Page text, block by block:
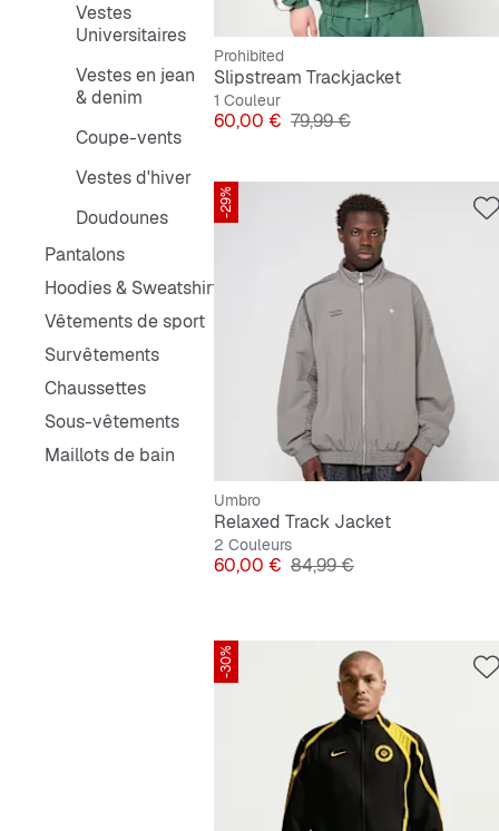
Vestes
Universitaires
Vestes en jean
& denim
Coupe-vents
Vestes d'hiver
Doudounes
Pantalons
Hoodies & Sweatshirts
Vêtements de sport
Survêtements
Chaussettes
Sous-vêtements
Maillots de bain
Prohibited
Slipstream Trackjacket
1 Couleur
Prix
60,00 € Prix original
79,99 €
-29%
Umbro
Relaxed Track Jacket
2 Couleurs
Prix
60,00 € Prix original
84,99 €
-30%